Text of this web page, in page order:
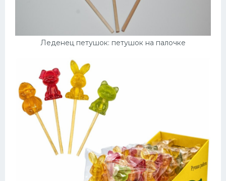
Леденец петушок: петушок на палочке